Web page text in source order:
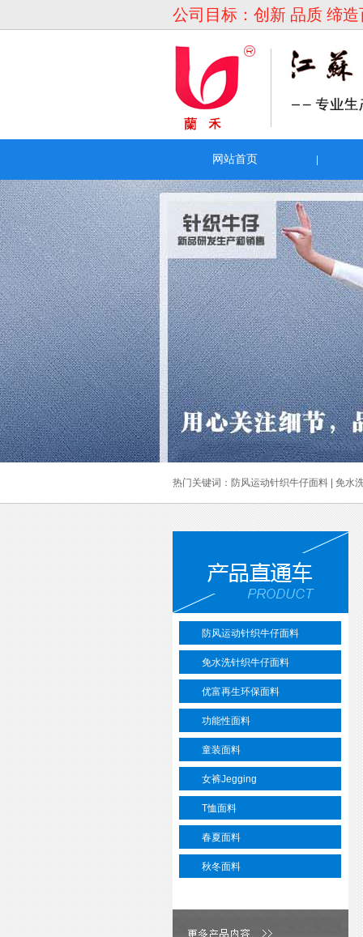
公司目标：创新 品质 缔
网站首页
热门关键词： 防风运动针织牛仔面料| 免水
防风运动针织牛仔面料
免水洗针织牛仔面料
优富再生环保面料
功能性面料
童装面料
女裤Jegging
T恤面料
春夏面料
秋冬面料